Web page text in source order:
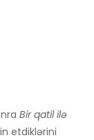
Bir qatil ilə
etdiklərini